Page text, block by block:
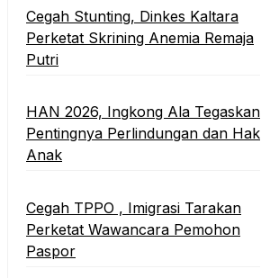
Cegah Stunting, Dinkes Kaltara
Perketat Skrining Anemia Remaja
Putri
HAN 2026, Ingkong Ala Tegaskan
Pentingnya Perlindungan dan Hak
Anak
Cegah TPPO , Imigrasi Tarakan
Perketat Wawancara Pemohon
Paspor